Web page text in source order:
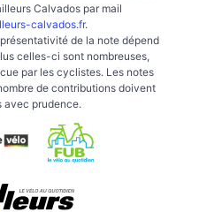
Calvados par mail
calvados.fr.
de la note dépend
celles-ci sont nombreuses,
par les cyclistes. Les notes
de contributions doivent
avec prudence.